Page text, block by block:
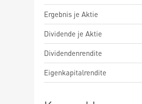
Ergebnis je Aktie
Dividende je Aktie
Dividendenrendite
Eigenkapitalrendite